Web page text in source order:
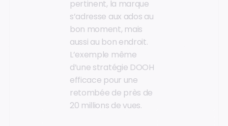
pertinent, la marque
s’adresse aux ados au
bon moment, mais
aussi au bon endroit.
L’exemple même
d’une stratégie DOOH
efficace pour une
retombée de près de
20 millions de vues.